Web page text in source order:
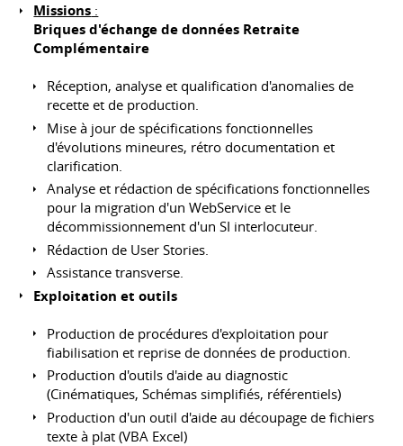
Missions :
Briques d'échange de données Retraite
Complémentaire
Réception, analyse et qualification d'anomalies de
recette et de production.
Mise à jour de spécifications fonctionnelles
d'évolutions mineures, rétro documentation et
clarification.
Analyse et rédaction de spécifications fonctionnelles
pour la migration d'un WebService et le
décommissionnement d'un SI interlocuteur.
Rédaction de User Stories.
Assistance transverse.
Exploitation et outils
Production de procédures d'exploitation pour
fiabilisation et reprise de données de production.
Production d'outils d'aide au diagnostic
(Cinématiques, Schémas simplifiés, référentiels)
Production d'un outil d'aide au découpage de fichiers
texte à plat (VBA Excel)